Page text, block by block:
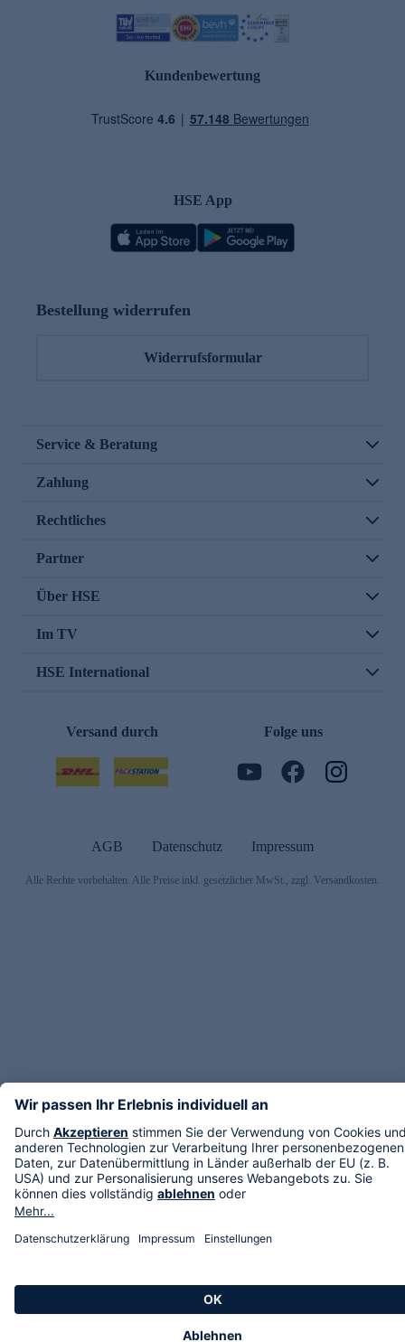
Kundenbewertung
HSE App
Bestellung widerrufen
Widerrufsformular
Service & Beratung
Zahlung
Rechtliches
Partner
Über HSE
Im TV
HSE International
Versand durch Folge uns
AGB Datenschutz Impressum
Alle Rechte vorbehalten. Alle Preise inkl. gesetzlicher MwSt., zzgl. Versandkosten.